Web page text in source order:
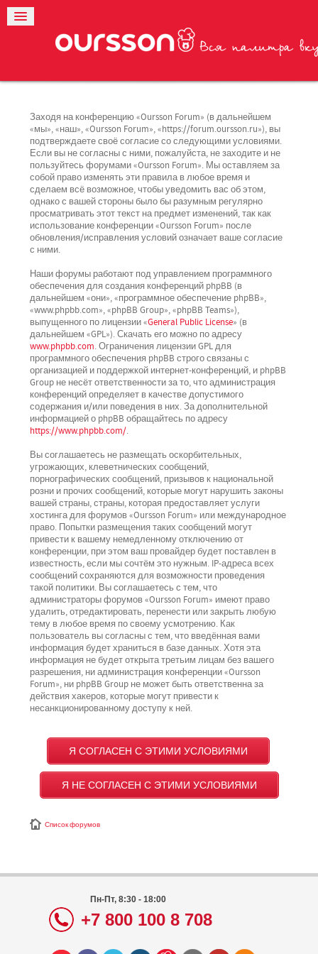
Заходя на конференцию «Oursson Forum» (в дальнейшем
«мы», «наш», «Oursson Forum», «https://forum.oursson.ru»), вы
подтверждаете своё согласие со следующими условиями.
Если вы не согласны с ними, пожалуйста, не заходите и не
пользуйтесь форумами «Oursson Forum». Мы оставляем за
собой право изменять эти правила в любое время и
сделаем всё возможное, чтобы уведомить вас об этом,
однако с вашей стороны было бы разумным регулярно
просматривать этот текст на предмет изменений, так как
использование конференции «Oursson Forum» после
обновления/исправления условий означает ваше согласие
с ними.
Наши форумы работают под управлением программного
обеспечения для создания конференций phpBB (в
дальнейшем «они», «программное обеспечение phpBB»,
«www.phpbb.com», «phpBB Group», «phpBB Teams»),
выпущенного по лицензии «General Public License» (в
дальнейшем «GPL»). Скачать его можно по адресу
www.phpbb.com. Ограничения лицензии GPL для
программного обеспечения phpBB строго связаны с
организацией и поддержкой интернет-конференций, и phpBB
Group не несёт ответственности за то, что администрация
конференций определяет в качестве допустимого
содержания и/или поведения в них. За дополнительной
информацией о phpBB обращайтесь по адресу
https://www.phpbb.com/.
Вы соглашаетесь не размещать оскорбительных,
угрожающих, клеветнических сообщений,
порнографических сообщений, призывов к национальной
розни и прочих сообщений, которые могут нарушить законы
вашей страны, страны, которая предоставляет услуги
хостинга для форумов «Oursson Forum» или международное
право. Попытки размещения таких сообщений могут
привести к вашему немедленному отключению от
конференции, при этом ваш провайдер будет поставлен в
известность, если мы сочтём это нужным. IP-адреса всех
сообщений сохраняются для возможности проведения
такой политики. Вы соглашаетесь с тем, что
администраторы форумов «Oursson Forum» имеют право
удалить, отредактировать, перенести или закрыть любую
тему в любое время по своему усмотрению. Как
пользователь вы согласны с тем, что введённая вами
информация будет храниться в базе данных. Хотя эта
информация не будет открыта третьим лицам без вашего
разрешения, ни администрация конференции «Oursson
Forum», ни phpBB Group не может быть ответственна за
действия хакеров, которые могут привести к
несанкционированному доступу к ней.
Список форумов
Пн-Пт, 8:30 - 18:00
+7 800 100 8 708